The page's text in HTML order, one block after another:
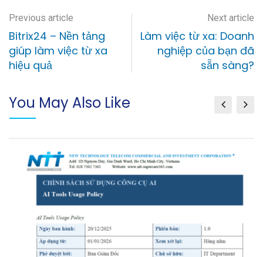
Previous article
Bitrix24 – Nền tảng
giúp làm việc từ xa
hiệu quả
Next article
Làm việc từ xa: Doanh
nghiệp của bạn đã
sẵn sàng?
You May Also Like